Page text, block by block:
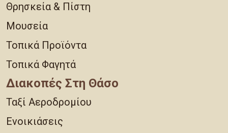
Θρησκεία & Πίστη
Μουσεία
Τοπικά Προϊόντα
Τοπικά Φαγητά
Διακοπές Στη Θάσο
Ταξί Αεροδρομίου
Ενοικιάσεις